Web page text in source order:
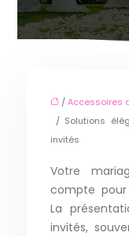
/Accessoires
/ Solutions
invités
Votre
compte
La
invités,